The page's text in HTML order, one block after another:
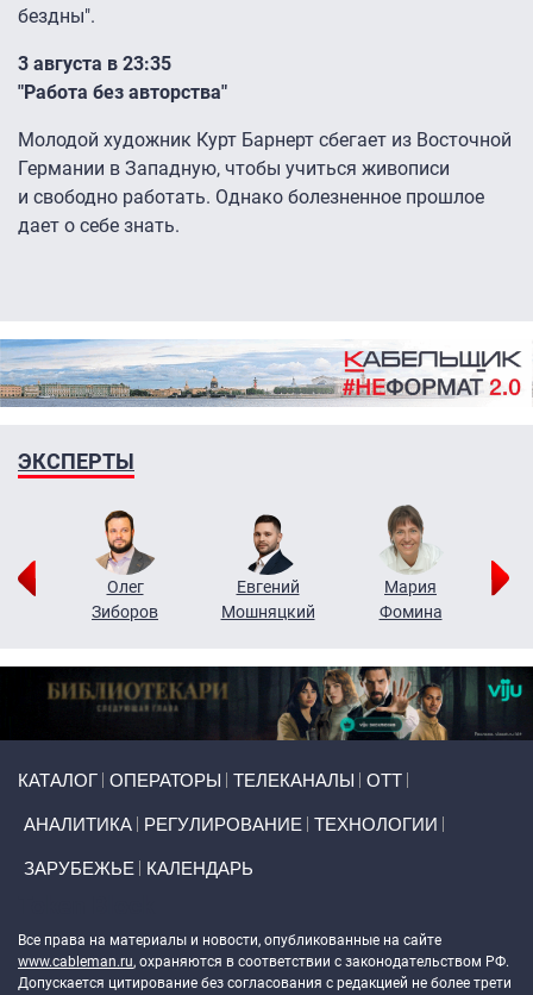
бездны".
3 августа в 23:35
"Работа без авторства"
Молодой художник Курт Барнерт сбегает из Восточной
Германии в Западную, чтобы учиться живописи
и свободно работать. Однако болезненное прошлое
дает о себе знать.
ЭКСПЕРТЫ
Олег
Зиборов
Евгений
Мошняцкий
Мария
Фомина
КАТАЛОГ ОПЕРАТОРЫ ТЕЛЕКАНАЛЫ ОТТ
АНАЛИТИКА РЕГУЛИРОВАНИЕ ТЕХНОЛОГИИ
ЗАРУБЕЖЬЕ КАЛЕНДАРЬ
Все права на материалы и новости, опубликованные на сайте
www.cableman.ru, охраняются в соответствии с законодательством РФ.
Допускается цитирование без согласования с редакцией не более трети